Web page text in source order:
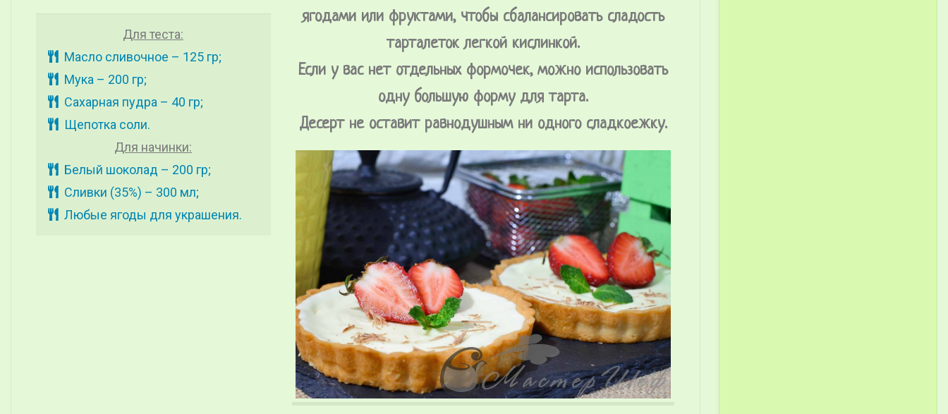
Для теста:
Масло сливочное – 125 гр;
Мука – 200 гр;
Сахарная пудра – 40 гр;
Щепотка соли.
Для начинки:
Белый шоколад – 200 гр;
Сливки (35%) – 300 мл;
Любые ягоды для украшения.
ягодами или фруктами, чтобы сбалансировать сладость
тарталеток легкой кислинкой.
Если у вас нет отдельных формочек, можно использовать
одну большую форму для тарта.
Десерт не оставит равнодушным ни одного сладкоежку.